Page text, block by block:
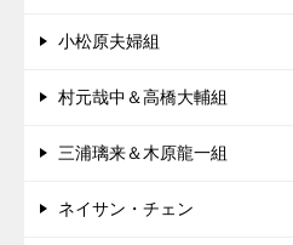
小松原夫婦組
村元哉中＆高橋大輔組
三浦璃来＆木原龍一組
ネイサン・チェン